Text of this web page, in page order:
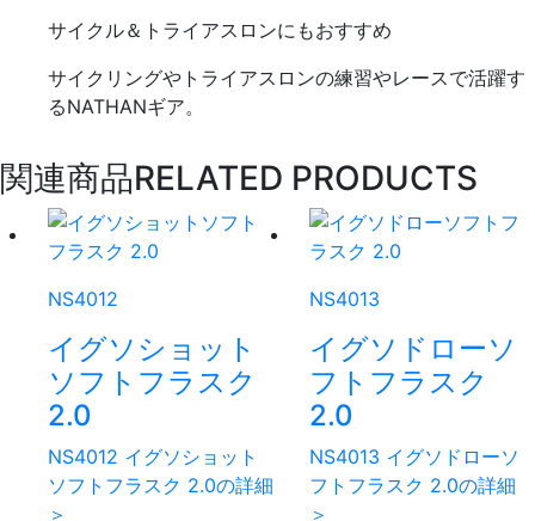
サイクル＆トライアスロンにもおすすめ
サイクリングやトライアスロンの練習やレースで活躍す
るNATHANギア。
関連商品RELATED PRODUCTS
NS4012
イグソショット
ソフトフラスク
2.0
NS4012 イグソショット
ソフトフラスク 2.0の詳細
＞
NS4013
イグソドローソ
フトフラスク
2.0
NS4013 イグソドローソ
フトフラスク 2.0の詳細
＞